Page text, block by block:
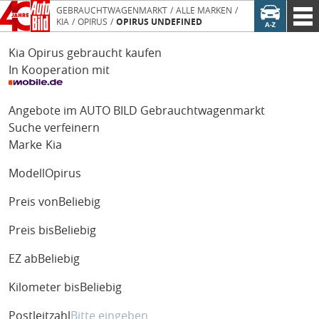
GEBRAUCHTWAGENMARKT
ALLE MARKEN
KIA
OPIRUS OPIRUS UNDEFINED
Kia Opirus gebraucht kaufen
In Kooperation mit
Angebote im AUTO BILD Gebrauchtwagenmarkt
Suche verfeinern
Marke Kia
Modell Opirus
Preis von Beliebig
Preis bis Beliebig
EZ ab Beliebig
Kilometer bis Beliebig
Postleitzahl